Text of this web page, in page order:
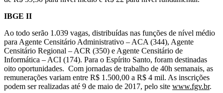
IBGE II
Ao todo serão 1.039 vagas, distribuídas nas funções de nível médio
para Agente Censitário Administrativo – ACA (344), Agente
Censitário Regional – ACR (350) e Agente Censitário de
Informática – ACI (174). Para o Espírito Santo, foram destinadas
oito oportunidades. Com jornadas de trabalho de 40h semanais, as
remunerações variam entre R$ 1.500,00 a R$ 4 mil. As inscrições
podem ser realizadas até 9 de maio de 2017, pelo site www.fgv.br.